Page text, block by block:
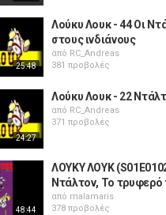
25:48
Λούκυ Λουκ - 44 Οι
στους ινδιάνους
από RC_Andreas
381 προβολές
24:27
Λούκυ Λουκ - 22
από RC_Andreas
371 προβολές
48:44
ΛΟΥΚΥ ΛΟΥΚ
Ντάλτον, Το τρυφερό
από malamaris
378 προβολές